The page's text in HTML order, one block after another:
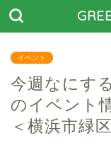
イベント
今週なにす
のイベント
＜横浜市緑